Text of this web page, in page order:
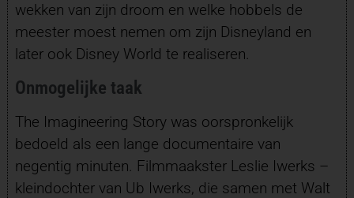
wekken van zijn droom en welke hobbels de
meester moest nemen om zijn Disneyland en
later ook Disney World te realiseren.
Onmogelijke taak
The Imagineering Story was oorspronkelijk
bedoeld als een lange documentaire van
negentig minuten. Filmmaakster Leslie Iwerks –
kleindochter van Ub Iwerks, die samen met Walt